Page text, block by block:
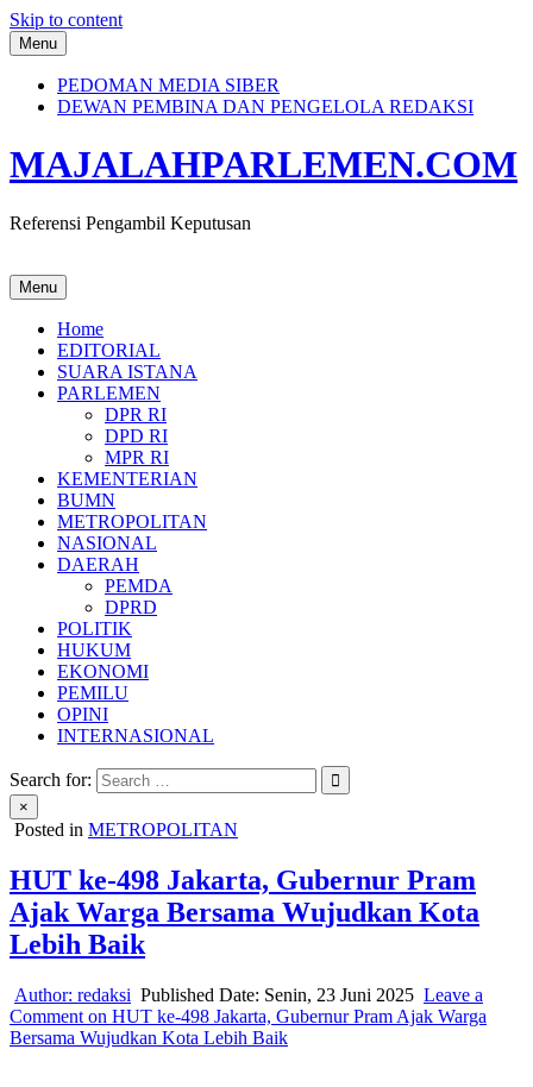
Skip to content
Menu
PEDOMAN MEDIA SIBER
DEWAN PEMBINA DAN PENGELOLA REDAKSI
MAJALAHPARLEMEN.COM
Referensi Pengambil Keputusan
Menu
Home
EDITORIAL
SUARA ISTANA
PARLEMEN
DPR RI
DPD RI
MPR RI
KEMENTERIAN
BUMN
METROPOLITAN
NASIONAL
DAERAH
PEMDA
DPRD
POLITIK
HUKUM
EKONOMI
PEMILU
OPINI
INTERNASIONAL
Search for:
×
Posted in METROPOLITAN
HUT ke-498 Jakarta, Gubernur Pram
Ajak Warga Bersama Wujudkan Kota
Lebih Baik
Author: redaksi Published Date: Senin, 23 Juni 2025 Leave a
Comment on HUT ke-498 Jakarta, Gubernur Pram Ajak Warga
Bersama Wujudkan Kota Lebih Baik